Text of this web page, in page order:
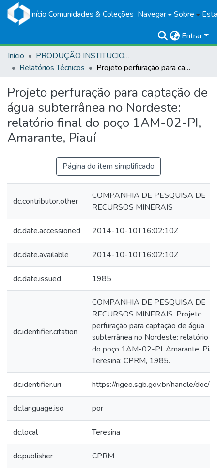
Início Comunidades & Coleções Navegar Sobre
Entrar
Início
PRODUÇÃO INSTITUCIONAL
Relatórios Técnicos
Projeto perfuração para captação de água subterrânea no Nordeste: relatório final do poço 1AM-02-PI, Amarante, Piauí
Projeto perfuração para captação de
água subterrânea no Nordeste:
relatório final do poço 1AM-02-PI,
Amarante, Piauí
Página do item simplificado
dc.contributor.other
COMPANHIA DE PESQUISA DE
RECURSOS MINERAIS
dc.date.accessioned 2014-10-10T16:02:10Z
dc.date.available 2014-10-10T16:02:10Z
dc.date.issued 1985
dc.identifier.citation
COMPANHIA DE PESQUISA DE
RECURSOS MINERAIS. Projeto
perfuração para captação de água
subterrânea no Nordeste: relatório
do poço 1AM-02-PI, Amarante,
Teresina: CPRM, 1985.
dc.identifier.uri https://rigeo.sgb.gov.br/handle/doc/
dc.language.iso por
dc.local Teresina
dc.publisher CPRM